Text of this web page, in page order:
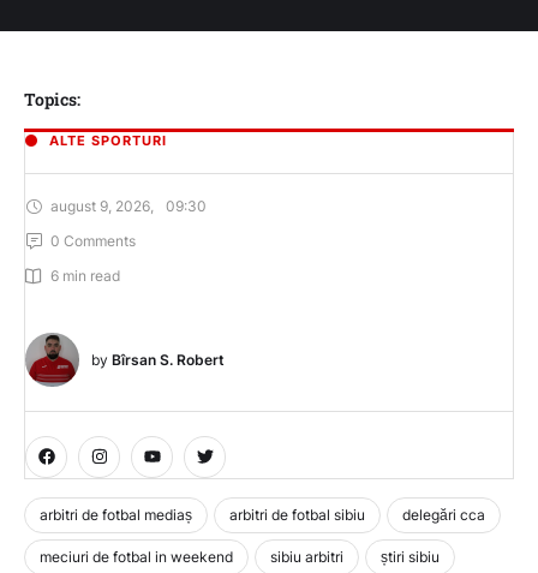
Topics:
ALTE SPORTURI
august 9, 2026
09:30
0 Comments
6 min read
by Bîrsan S. Robert
arbitri de fotbal mediaș arbitri de fotbal sibiu delegări cca
meciuri de fotbal in weekend sibiu arbitri știri sibiu